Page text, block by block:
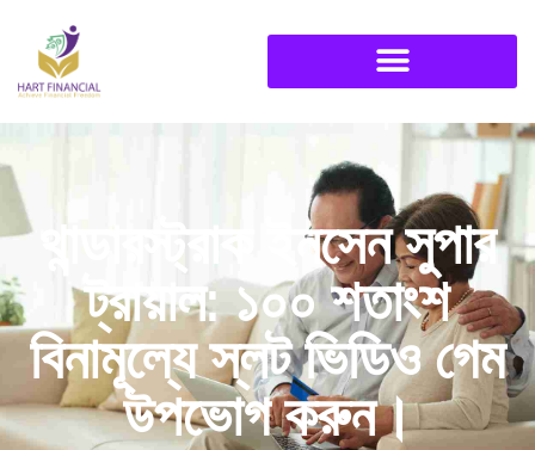
থান্ডারস্ট্রাক ইনসেন সুপার
ট্রায়াল: ১০০ শতাংশ
বিনামূল্যে স্লট ভিডিও গেম
উপভোগ করুন।